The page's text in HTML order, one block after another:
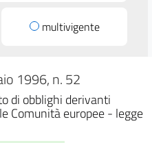
multivigente
1996, n. 52
di obblighi derivanti
Comunità europee - legge